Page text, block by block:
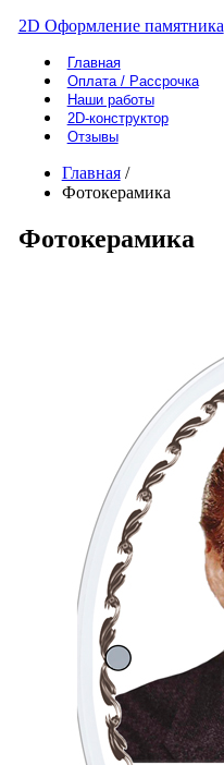
2D Оформление памятника
Главная
Оплата / Рассрочка
Наши работы
2D-конструктор
Отзывы
Главная /
Фотокерамика
Фотокерамика